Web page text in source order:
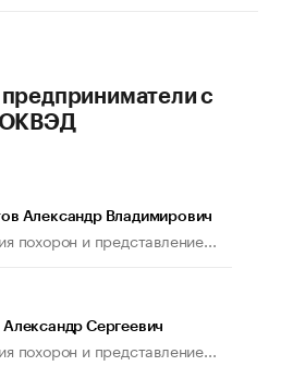
с
ОКВЭД
Александр Владимирович
похорон и представление...
Сергеевич
похорон и представление...